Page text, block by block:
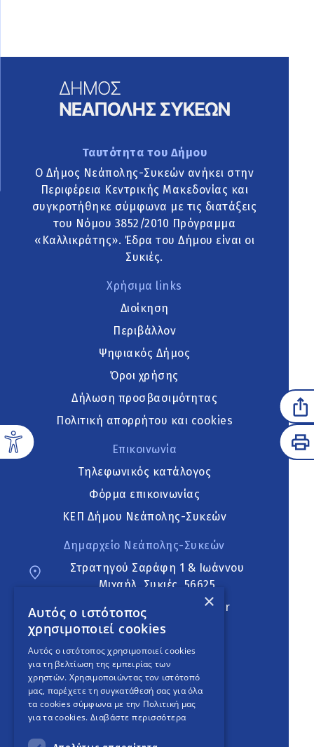
Ταυτότητα του Δήμου
Ο Δήμος Νεάπολης-Συκεών ανήκει στην
Περιφέρεια Κεντρικής Μακεδονίας και
συγκροτήθηκε σύμφωνα με τις διατάξεις
του Νόμου 3852/2010 Πρόγραμμα
«Καλλικράτης». Έδρα του Δήμου είναι οι
Συκιές.
Χρήσιμα links
Διοίκηση
Περιβάλλον
Ψηφιακός Δήμος
Όροι χρήσης
Δήλωση προσβασιμότητας
Πολιτική απορρήτου και cookies
Επικοινωνία
Τηλεφωνικός κατάλογος
Φόρμα επικοινωνίας
ΚΕΠ Δήμου Νεάπολης-Συκεών
Δημαρχείο Νεάπολης-Συκεών
Στρατηγού Σαράφη 1 & Ιωάννου
Μιχαήλ, Συκιές, 56625
neapoli.sykies@ddt.gov.gr
Ακολουθήστε
English Version
An project
×
Αυτός ο ιστότοπος
χρησιμοποιεί cookies
Αυτός ο ιστότοπος χρησιμοποιεί cookies
για τη βελτίωση της εμπειρίας των
χρηστών. Χρησιμοποιώντας τον ιστότοπό
μας, παρέχετε τη συγκατάθεσή σας για όλα
τα cookies σύμφωνα με την Πολιτική μας
για τα cookies. Διαβάστε περισσότερα